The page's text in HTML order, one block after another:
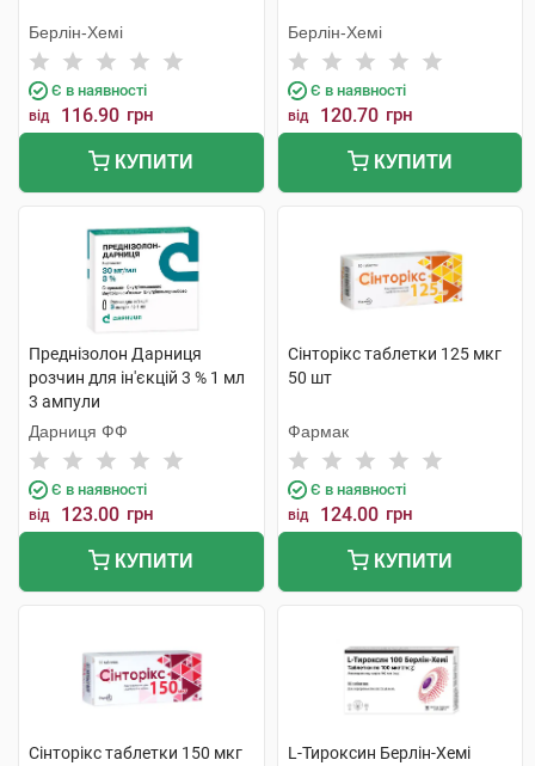
Берлін-Хемі
Є в наявності
від 116.90 грн
КУПИТИ
Берлін-Хемі
Є в наявності
від 120.70 грн
КУПИТИ
Преднізолон Дарниця
розчин для ін'єкцій 3 % 1 мл
3 ампули
Дарниця ФФ
Є в наявності
від 123.00 грн
КУПИТИ
Сінторікс таблетки 125 мкг
50 шт
Фармак
Є в наявності
від 124.00 грн
КУПИТИ
Сінторікс таблетки 150 мкг
L-Тироксин Берлін-Хемі